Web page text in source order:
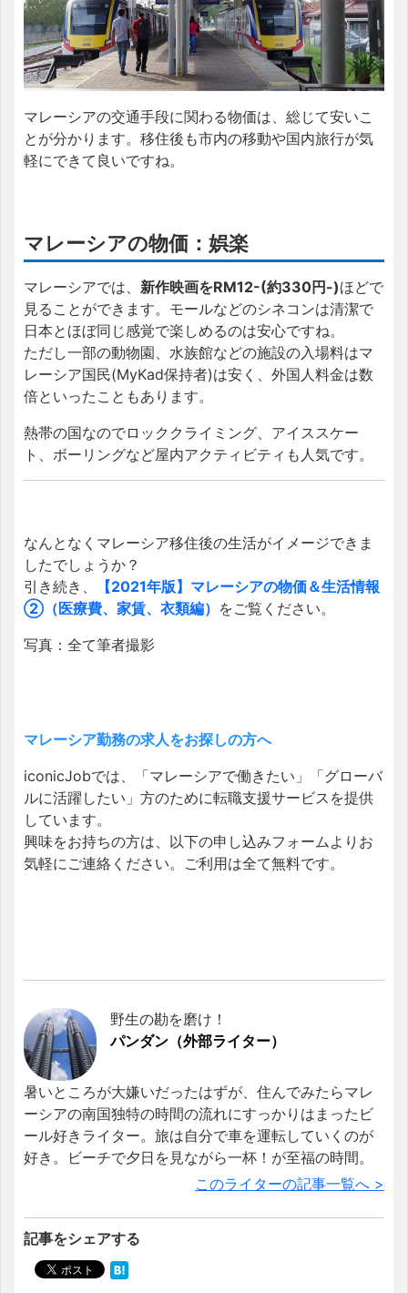
マレーシアの交通手段に関わる物価は、総じて安いこ
とが分かります。移住後も市内の移動や国内旅行が気
軽にできて良いですね。
マレーシアの物価：娯楽
マレーシアでは、 新作映画をRM12-(約330円-)ほどで
見ることができます。モールなどのシネコンは清潔で
日本とほぼ同じ感覚で楽しめるのは安心ですね。
ただし一部の動物園、水族館などの施設の入場料はマ
レーシア国民(MyKad保持者)は安く、外国人料金は数
倍といったこともあります。
熱帯の国なのでロッククライミング、アイススケー
ト、ボーリングなど屋内アクティビティも人気です。
なんとなくマレーシア移住後の生活がイメージできま
したでしょうか？
引き続き、
【2021年版】マレーシアの物価＆生活情報
②（医療費、家賃、衣類編） をご覧ください。
写真：全て筆者撮影
マレーシア勤務の求人をお探しの方へ
iconicJobでは、「マレーシアで働きたい」「グローバ
ルに活躍したい」方のために転職支援サービスを提供
しています。
興味をお持ちの方は、以下の申し込みフォームよりお
気軽にご連絡ください。ご利用は全て無料です。
野生の勘を磨け！
パンダン（外部ライター）
暑いところが大嫌いだったはずが、住んでみたらマレ
ーシアの南国独特の時間の流れにすっかりはまったビ
ール好きライター。旅は自分で車を運転していくのが
好き。ビーチで夕日を見ながら一杯！が至福の時間。
このライターの記事一覧へ >
記事をシェアする